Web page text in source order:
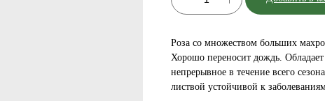
Роза со множеством больших
Хорошо переносит дождь.
непрерывное в течение всего
листвой устойчивой к